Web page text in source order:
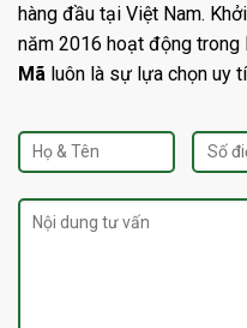
hàng đầu tại Việt Nam.
năm 2016 hoạt động trong
Mã luôn là sự lựa chọn uy